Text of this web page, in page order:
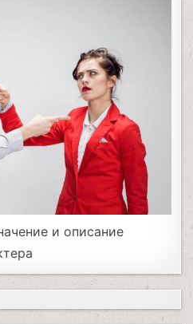
и описание